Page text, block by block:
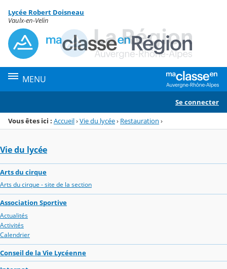
Menu de la rubrique
Contenu
Lycée Robert Doisneau
Vaulx-en-Velin
MENU
Se connecter
Vous êtes ici : Accueil›Vie du lycée› Restauration ›
Vie du lycée
Arts du cirque
Arts du cirque - site de la section
Association Sportive
Actualités
Activités
Calendrier
Conseil de la Vie Lycéenne